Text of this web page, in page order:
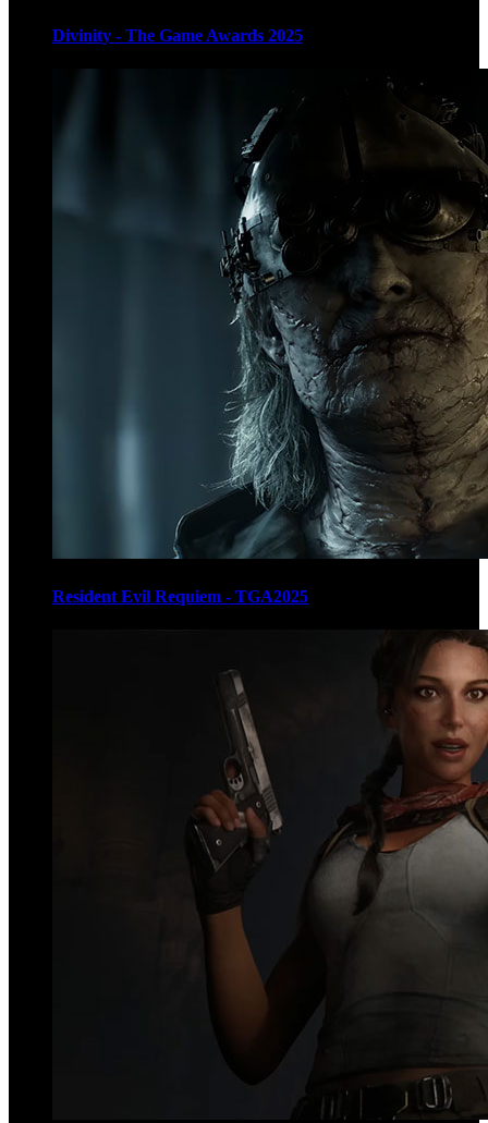
Divinity - The Game Awards 2025
Resident Evil Requiem - TGA2025